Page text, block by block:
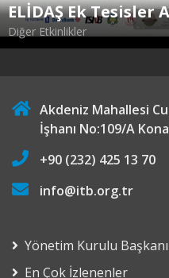
ELİDAŞ Ek Tesisler
Diğer Etkinlikler
Akdeniz Mahallesi
İşhanı No:109/A
+90 (232) 425 13 70
info@itb.org.tr
Yönetim Kurulu Başkanı
En Çok İzlenenler